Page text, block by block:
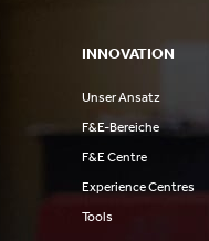
INNOVATION
Unser Ansatz
F&E-Bereiche
F&E Centre
Experience Centres
Tools